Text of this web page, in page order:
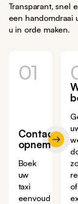
Transparant, snel
een handomdraai
u in orde maken.
01
Contact
opnemen
Boek
uw
taxi
eenvoudig
of